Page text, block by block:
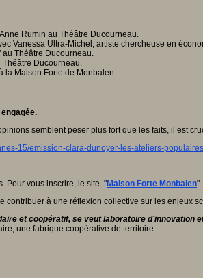
Rumin au Théâtre Ducourneau.
Vanessa Ultra-Michel, artiste chercheuse en
Théâtre Ducourneau.
Ducourneau.
la Maison Forte de Monbalen.
semblent peser plus fort que les faits, il est
15/emission-clara-dunoyer-les-ateliers-
Pour vous inscrire, le site "Maison Forte Monbalen".
à une réflexion collective sur les enjeux
et coopératif, se veut laboratoire d’innovation
une fabrique coopérative de territoire.